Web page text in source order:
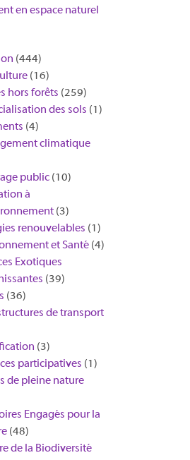
en espace naturel
(444)
(16)
hors forêts (259)
des sols (1)
(4)
climatique
public(10)
à
(3)
renouvelables (1)
et Santé(4)
Exotiques
(39)
(36)
de transport
(3)
participatives (1)
de pleine nature
Engagés pour la
(48)
de la Biodiversité